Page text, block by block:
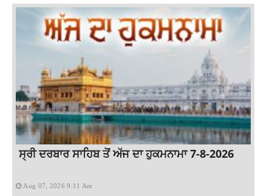
ਸ੍ਰੀ ਦਰਬਾਰ ਸਾਹਿਬ ਤੋਂ ਅੱਜ ਦਾ ਹੁਕਮਨਾਮਾ 7-8-2026
Aug 07, 2026 9:11 Am